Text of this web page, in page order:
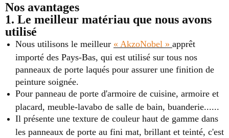
Nos avantages
1. Le meilleur matériau que nous avons
utilisé
Nous utilisons le meilleur « AkzoNobel » apprêt
importé des Pays-Bas, qui est utilisé sur tous nos
panneaux de porte laqués pour assurer une finition de
peinture soignée.
Pour panneau de porte d'armoire de cuisine, armoire et
placard, meuble-lavabo de salle de bain, buanderie......
Il présente une texture de couleur haut de gamme dans
les panneaux de porte au fini mat, brillant et teinté, c'est